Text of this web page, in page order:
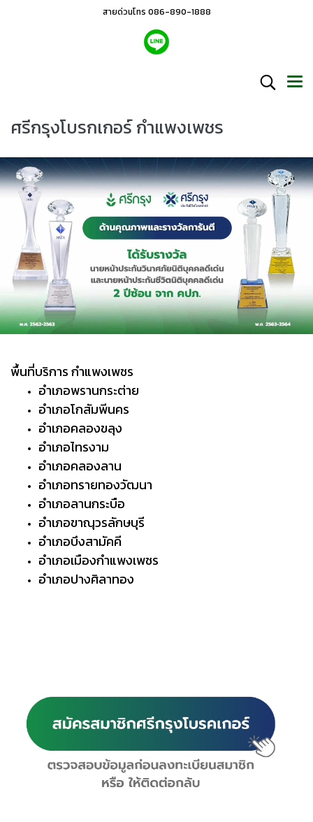
สายด่วนโทร 086-890-1888
ศรีกรุงโบรกเกอร์ กำแพงเพชร
พื้นที่บริการ กำแพงเพชร
อำเภอพรานกระต่าย
อำเภอโกสัมพีนคร
อำเภอคลองขลุง
อำเภอไทรงาม
อำเภอคลองลาน
อำเภอทรายทองวัฒนา
อำเภอลานกระบือ
อำเภอขาณุวรลักษบุรี
อำเภอบึงสามัคคี
อำเภอเมืองกำแพงเพชร
อำเภอปางศิลาทอง